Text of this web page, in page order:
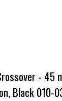
- 45
Black 010-